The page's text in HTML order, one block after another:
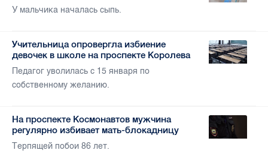
У мальчика началась сыпь.
Учительница опровергла избиение
девочек в школе на проспекте Королева
Педагог уволилась с 15 января по
собственному желанию.
На проспекте Космонавтов мужчина
регулярно избивает мать-блокадницу
Терпящей побои 86 лет.